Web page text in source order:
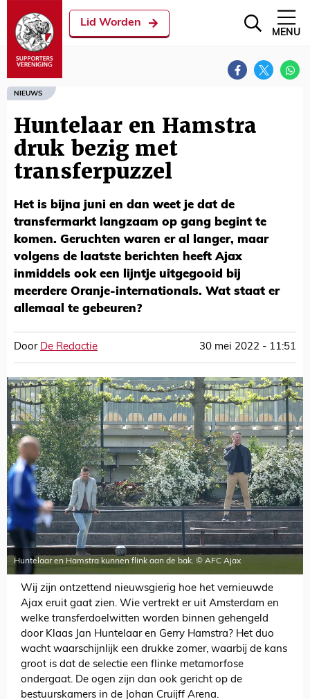
Lid Worden
MENU
NIEUWS
Huntelaar en Hamstra
druk bezig met
transferpuzzel
Het is bijna juni en dan weet je dat de
transfermarkt langzaam op gang begint te
komen. Geruchten waren er al langer, maar
volgens de laatste berichten heeft Ajax
inmiddels ook een lijntje uitgegooid bij
meerdere Oranje-internationals. Wat staat er
allemaal te gebeuren?
Door De Redactie 30 mei 2022 - 11:51
Huntelaar en Hamstra kunnen flink aan de bak. © AFC Ajax
Wij zijn ontzettend nieuwsgierig hoe het vernieuwde
Ajax eruit gaat zien. Wie vertrekt er uit Amsterdam en
welke transferdoelwitten worden binnen gehengeld
door Klaas Jan Huntelaar en Gerry Hamstra? Het duo
wacht waarschijnlijk een drukke zomer, waarbij de kans
groot is dat de selectie een flinke metamorfose
ondergaat. De ogen zijn dan ook gericht op de
bestuurskamers in de Johan Cruijff Arena.